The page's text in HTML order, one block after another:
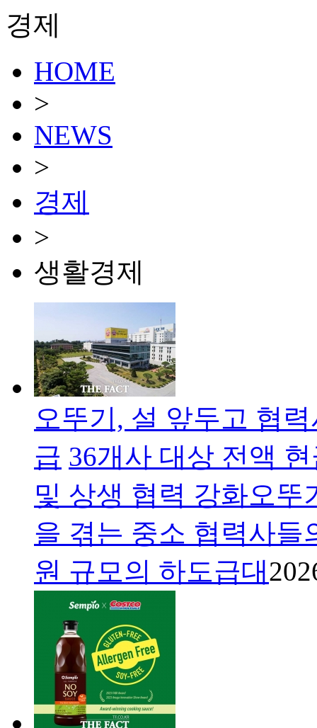
경제
HOME
>
NEWS
>
경제
>
생활경제
오뚜기, 설 앞두고 협
급 36개사 대상 전액
및 상생 협력 강화오
을 겪는 중소 협력사들
원 규모의 하도급대